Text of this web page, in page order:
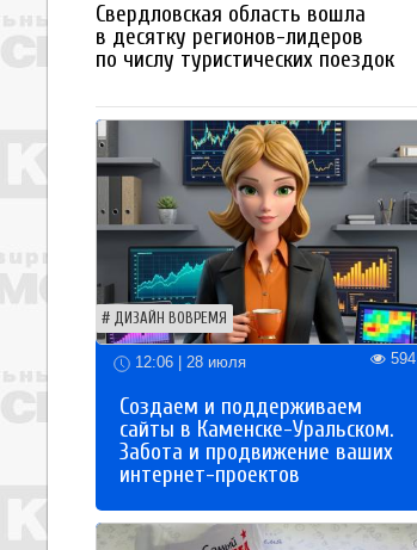
Свердловская область вошла
в десятку регионов-лидеров
по числу туристических поездок
ДИЗАЙН ВОВРЕМЯ
12:06 | 28 июля 594
Создаем и поддерживаем
сайты в Каменске-Уральском.
Забота и продвижение ваших
интернет-проектов